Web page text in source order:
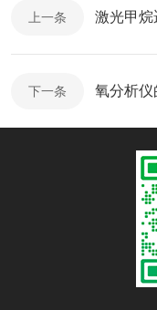
上一条 激光甲烷
下一条 氧分析仪